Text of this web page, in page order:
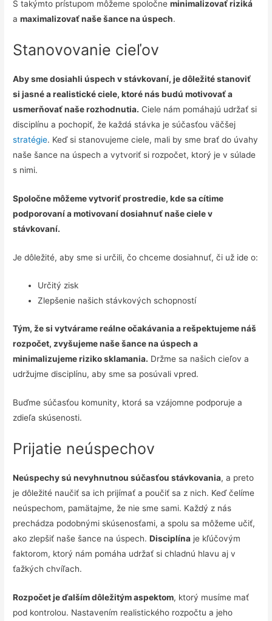
S takýmto prístupom môžeme spoločneminimalizovať riziká
amaximalizovať naše šance na úspech.
Stanovovanie cieľov
Aby sme dosiahli úspech v stávkovaní, je dôležité stanoviť
si jasné a realistické ciele, ktoré nás budú motivovať a
usmerňovať naše rozhodnutia. Ciele nám pomáhajú udržať si
disciplínu a pochopiť, že každá stávka je súčasťou väčšej
stratégie. Keď si stanovujeme ciele, mali by sme brať do úvahy
naše šance na úspech a vytvoriť si rozpočet, ktorý je v súlade
s nimi.
Spoločne môžeme vytvoriť prostredie, kde sa cítime
podporovaní a motivovaní dosiahnuť naše ciele v
stávkovaní.
Je dôležité, aby sme si určili, čo chceme dosiahnuť, či už ide o:
Určitý zisk
Zlepšenie našich stávkových schopností
Tým, že si vytvárame reálne očakávania a rešpektujeme náš
rozpočet, zvyšujeme naše šance na úspech a
minimalizujeme riziko sklamania. Držme sa našich cieľov a
udržujme disciplínu, aby sme sa posúvali vpred.
Buďme súčasťou komunity, ktorá sa vzájomne podporuje a
zdieľa skúsenosti.
Prijatie neúspechov
Neúspechy sú nevyhnutnou súčasťou stávkovania, a preto
je dôležité naučiť sa ich prijímať a poučiť sa z nich. Keď čelíme
neúspechom, pamätajme, že nie sme sami. Každý z nás
prechádza podobnými skúsenosťami, a spolu sa môžeme učiť,
ako zlepšiť naše šance na úspech.Disciplína je kľúčovým
faktorom, ktorý nám pomáha udržať si chladnú hlavu aj v
ťažkých chvíľach.
Rozpočet je ďalším dôležitým aspektom, ktorý musíme mať
pod kontrolou. Nastavením realistického rozpočtu a jeho